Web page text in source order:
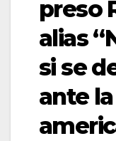
preso
alias
si se
ante